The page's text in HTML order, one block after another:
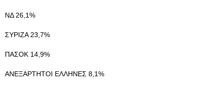
ΝΔ 26,1%
ΣΥΡΙΖΑ 23,7%
ΠΑΣΟΚ 14,9%
ΑΝΕΞΑΡΤΗΤΟΙ ΕΛΛΗΝΕΣ 8,1%